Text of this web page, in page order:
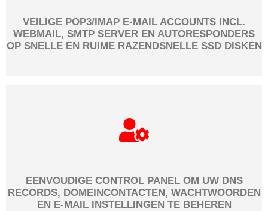
VEILIGE POP3/IMAP E-MAIL ACCOUNTS INCL.
WEBMAIL, SMTP SERVER EN AUTORESPONDERS
OP SNELLE EN RUIME RAZENDSNELLE SSD DISKEN
EENVOUDIGE CONTROL PANEL OM UW DNS
RECORDS, DOMEINCONTACTEN, WACHTWOORDEN
EN E-MAIL INSTELLINGEN TE BEHEREN